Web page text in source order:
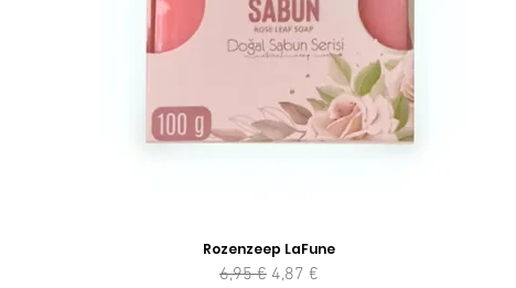
Rozenzeep LaFune
Prezzo regolare
6,95 € Prezzo scontato
4,87 €